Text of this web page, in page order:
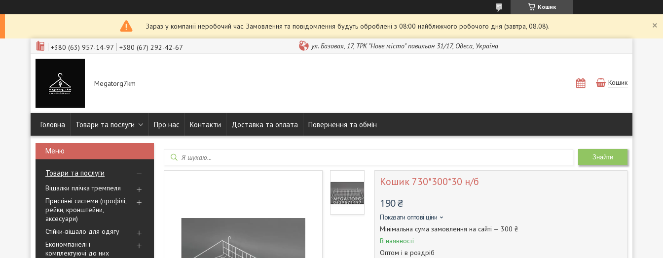
Кошик
Зараз у компанії неробочий час. Замовлення та повідомлення будуть оброблені з 08:00 найближчого робочого дня (завтра, 08.08).
+380 (63) 957-14-97 +380 (67) 292-42-67 ул. Базовая, 17, ТРК "Нове місто" павильон 31/17, Одеса, Україна
Megatorg7km Кошик
Головна Товари та послуги Про нас Контакти Доставка та оплата Повернення та обмін
Товари та послуги
Вішалки плічка тремпеля
Пристінні системи (профілі,
рейки, кронштейни,
аксесуари)
Стійки-вішало для одягу
Економпанелі і
комплектуючі до них
Знайти
Кошик 730*300*30 н/б
190 ₴
Показати оптові ціни
Мінімальна сума замовлення на сайті — 300 ₴
В наявності
Оптом і в роздріб